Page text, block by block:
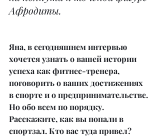
Афродиты.
Яна, в сегодняшнем интервью
хочется узнать о вашей истории
успеха как фитнес-тренера,
поговорить о ваших достижениях
в спорте и о предпринимательстве.
Но обо всем по порядку.
Расскажите, как вы попали в
спортзал. Кто вас туда привел?